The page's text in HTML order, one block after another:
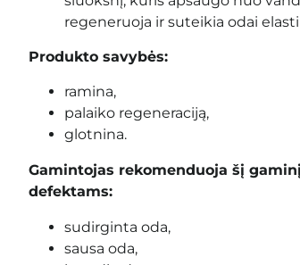
regeneruoja ir suteikia odai
Produkto savybės:
ramina,
palaiko regeneraciją,
glotnina.
Gamintojas rekomenduoja šį
defektams:
sudirginta oda,
sausa oda,